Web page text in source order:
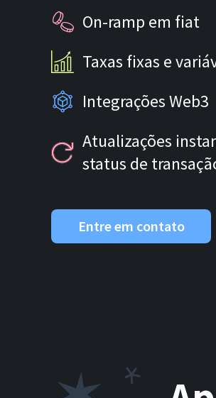
On-ramp em fiat
Taxas fixas e
Integrações Web3
Atualizações
status de
Entre em contato